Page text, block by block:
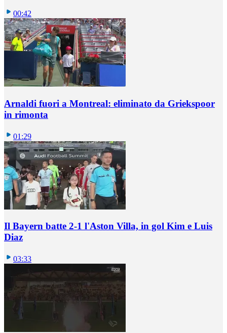
00:42
Arnaldi fuori a Montreal: eliminato da Griekspoor
in rimonta
01:29
Il Bayern batte 2-1 l'Aston Villa, in gol Kim e Luis
Diaz
03:33